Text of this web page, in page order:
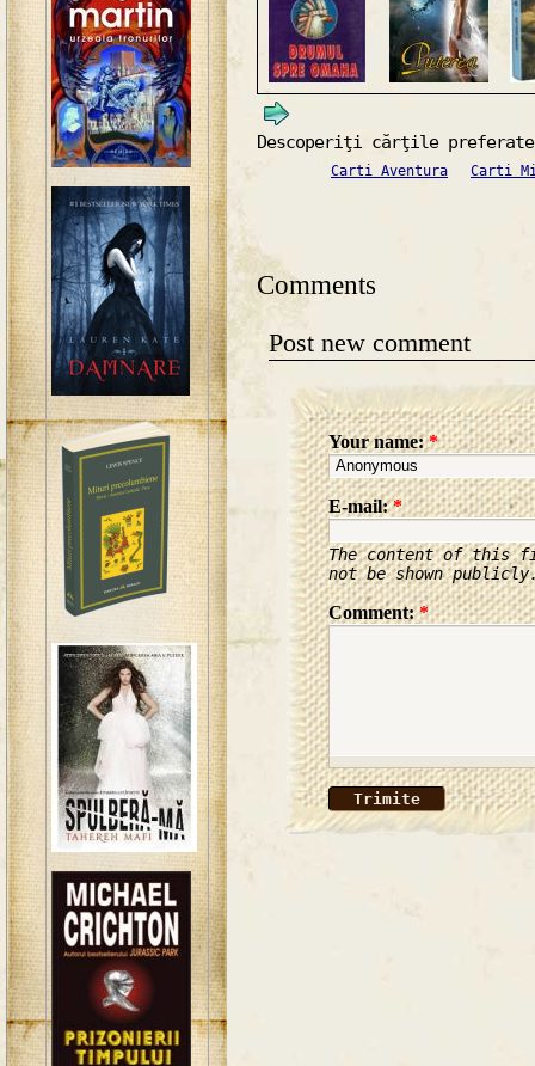
Descoperiţi cărţile
Carti Aventura Carti
Comments
Post new comment
Your name:*
E-mail:*
The content of this
not be shown
Comment:*